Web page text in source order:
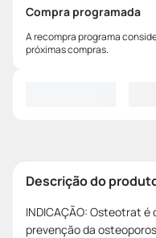
Compra programada
A recompra programa
próximas compras.
Descrição do
INDICAÇÃO: Osteotrat
prevenção da